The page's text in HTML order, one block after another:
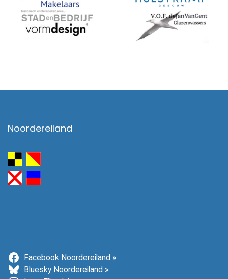
Noordereiland
Facebook Noordereiland »
Bluesky Noordereiland »